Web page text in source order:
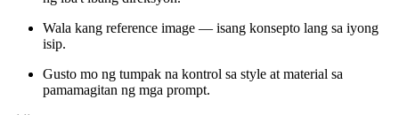
Wala kang reference image — isang konsepto lang sa iyong
isip.
Gusto mo ng tumpak na kontrol sa style at material sa
pamamagitan ng mga prompt.